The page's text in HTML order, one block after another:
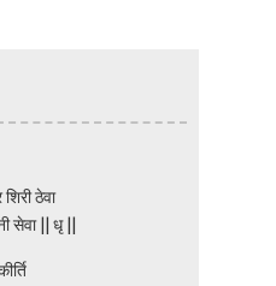
ठेवा
सेवा || धृ ||